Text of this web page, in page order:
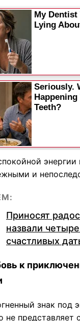
энергии
и
Приносят
назвали
счастливых
к
знак под
не представляет